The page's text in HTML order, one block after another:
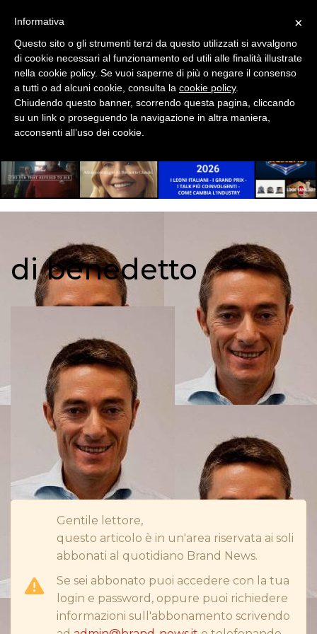
AD TECH
STARTUP
PREMI
BRANDED CONTENT
OUT OF HOME
DIRECT
SPONSOR
DESIGN
EVENTI
PROMOZIONI
PRODOTTI
di benedetto
Gentile lettore,
questo articolo è in un'area riservata ai soli
abbonati al quotidiano Brand News.
Se sei abbonato puoi accedere con la tua
login e password, oppure puoi richiedere
informazioni sull'abbonamento scrivendo
×
Informativa
Questo sito o gli strumenti terzi da questo utilizzati si avvalgono
di cookie necessari al funzionamento ed utili alle finalità illustrate
nella cookie policy. Se vuoi saperne di più o negare il consenso
a tutti o ad alcuni cookie, consulta la cookie policy.
Chiudendo questo banner, scorrendo questa pagina, cliccando
su un link o proseguendo la navigazione in altra maniera,
acconsenti all’uso dei cookie.